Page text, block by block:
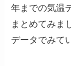
年までの気温
まとめてみま
データでみて